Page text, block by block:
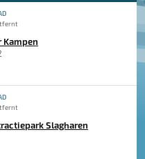
Kampen
Slagharen